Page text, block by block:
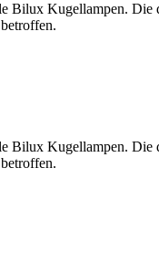
Bilux Kugellampen. Die
Bilux Kugellampen. Die